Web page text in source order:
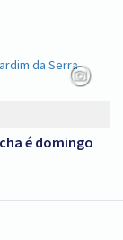
é domingo